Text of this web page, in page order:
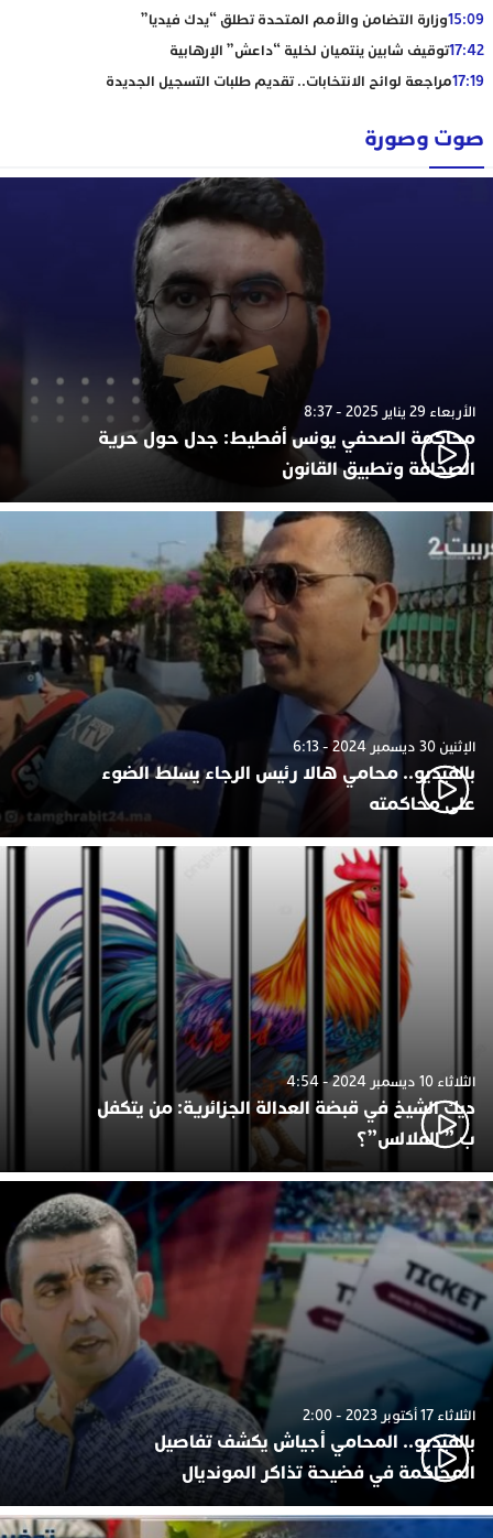
15:09وزارة التضامن والأمم المتحدة تطلق “يدك فيديا”
17:42توقيف شابين ينتميان لخلية “داعش” الإرهابية
17:19مراجعة لوائح الانتخابات.. تقديم طلبات التسجيل الجديدة
صوت وصورة
الأربعاء 29 يناير 2025 - 8:37
محاكمة الصحفي يونس أفطيط: جدل حول حرية
الصحافة وتطبيق القانون
الإثنين 30 ديسمبر 2024 - 6:13
بالفيديو.. محامي هالا رئيس الرجاء يسلط الضوء
على محاكمته
الثلاثاء 10 ديسمبر 2024 - 4:54
ديك الشيخ في قبضة العدالة الجزائرية: من يتكفل
ب ” الفلالس”؟
الثلاثاء 17 أكتوبر 2023 - 2:00
بالفيديو.. المحامي أجياش يكشف تفاصيل
المحاكمة في فضيحة تذاكر المونديال